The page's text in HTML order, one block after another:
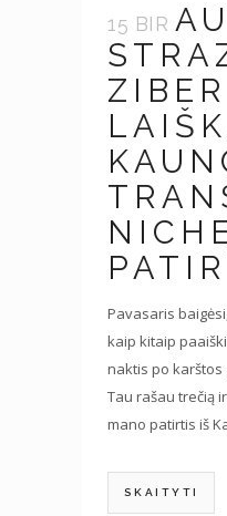
15 BIR
Pavasaris
kaip kitaip
naktis po karštos
Tau rašau trečią
mano patirtis iš
SKAITYTI